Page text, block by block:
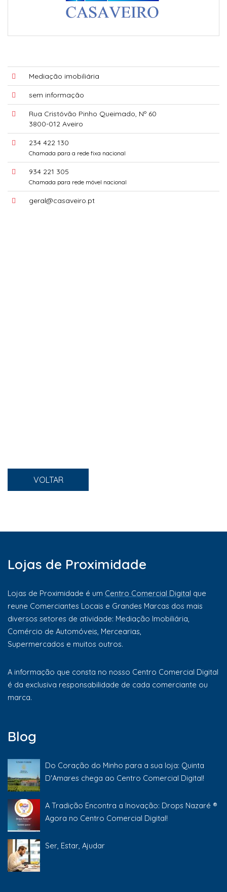
Mediação imobiliária
sem informação
Rua Cristóvão Pinho Queimado, Nº 60
3800-012 Aveiro
234 422 130
Chamada para a rede fixa nacional
934 221 305
Chamada para rede móvel nacional
geral@casaveiro.pt
VOLTAR
Lojas de Proximidade
Lojas de Proximidade é um Centro Comercial Digital que
reune Comerciantes Locais e Grandes Marcas dos mais
diversos setores de atividade: Mediação Imobiliária,
Comércio de Automóveis, Mercearias,
Supermercados e muitos outros.
A informação que consta no nosso Centro Comercial Digital
é da exclusiva responsabilidade de cada comerciante ou
marca.
Blog
Do Coração do Minho para a sua loja: Quinta
D'Amares chega ao Centro Comercial Digital!
A Tradição Encontra a Inovação: Drops Nazaré ®
Agora no Centro Comercial Digital!
Ser, Estar, Ajudar